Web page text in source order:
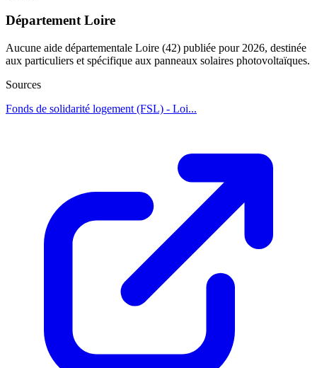
Département Loire
Aucune aide départementale Loire (42) publiée pour 2026, destinée
aux particuliers et spécifique aux panneaux solaires photovoltaïques.
Sources
Fonds de solidarité logement (FSL) - Loi...